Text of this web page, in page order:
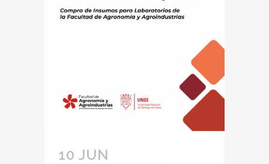
10 JUN